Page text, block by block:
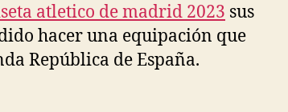
atletico de madrid 2023 sus
hacer una equipación que
República de España.